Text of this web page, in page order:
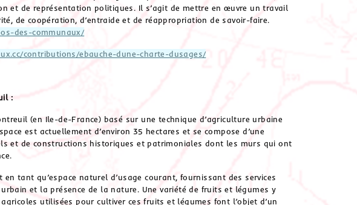
et de représentation politiques. Il s’agit de mettre en œuvre un travail
de coopération, d’entraide et de réappropriation de savoir-faire.
des-communaux/
contributions/ebauche-dune-charte-dusages/
:
(en Ile-de-France) basé sur une technique d’agriculture urbaine
est actuellement d’environ 35 hectares et se compose d’une
et de constructions historiques et patrimoniales dont les murs qui ont
en tant qu’espace naturel d’usage courant, fournissant des services
et la présence de la nature. Une variété de fruits et légumes y
utilisées pour cultiver ces fruits et légumes font l’objet d’un